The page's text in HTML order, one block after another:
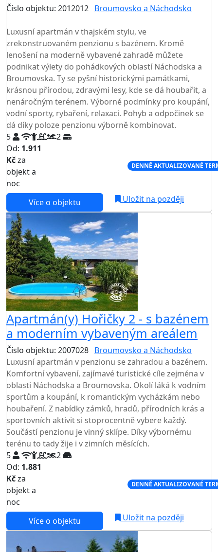
Číslo objektu: 2012012 Broumovsko a Náchodsko
Luxusní apartmán v thajském stylu, ve
zrekonstruovaném penzionu s bazénem. Kromě
lenošení na moderně vybavené zahradě můžete
podnikat výlety do pohádkových oblastí Náchodska a
Broumovska. Ty se pyšní historickými památkami,
krásnou přírodou, zdravými lesy, kde se dá houbařit, a
nenáročným terénem. Výborné podmínky pro koupání,
vodní sporty, rybaření, relaxaci. Pohyb a odpočinek se
dá díky poloze penzionu výborně kombinovat.
5
2
Od: 1.911
Kčza
objekt a
noc
DENNĚ AKTUALIZOVANÉ
Více o objektu Uložit na později
Apartmán(y) Hořičky 2 - s bazénem
a moderním vybaveným areálem
Číslo objektu: 2007028 Broumovsko a Náchodsko
Luxusní apartmán v penzionu se zahradou a bazénem.
Komfortní vybavení, zajímavé turistické cíle zejména v
oblasti Náchodska a Broumovska. Okolí láká k vodním
sportům a koupání, k romantickým vycházkám nebo
houbaření. Z nabídky zámků, hradů, přírodních krás a
sportovních aktivit si stoprocentně vybere každý.
Součástí penzionu je vinný sklípe. Díky výbornému
terénu to tady žije i v zimních měsících.
5
2
Od: 1.881
Kčza
objekt a
noc
DENNĚ AKTUALIZOVANÉ
Více o objektu Uložit na později